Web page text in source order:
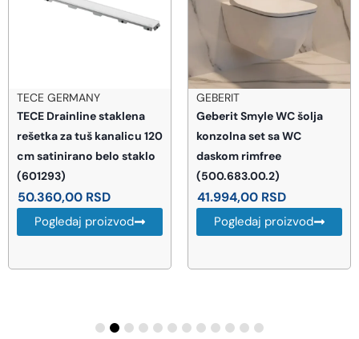
TECE GERMANY
TECE Drainline staklena
rešetka za tuš kanalicu 120
cm satinirano belo staklo
(601293)
50.360,00 RSD
Pogledaj proizvod
GEBERIT
Geberit Smyle WC šolja
konzolna set sa WC
daskom rimfree
(500.683.00.2)
41.994,00 RSD
Pogledaj proizvod